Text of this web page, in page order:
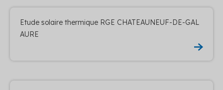
Etude solaire thermique RGE CHATEAUNEUF-DE-GAL
AURE